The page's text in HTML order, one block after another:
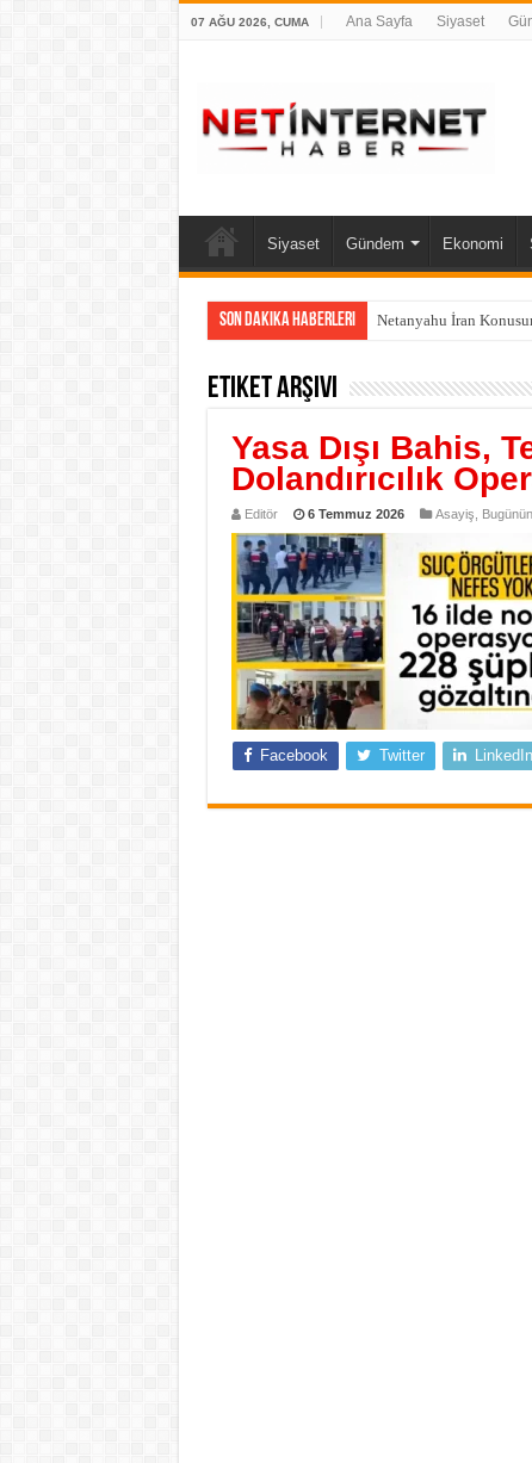
07 AĞU 2026, CUMA Ana Sayfa Siyaset
Siyaset Gündem Ekonomi
Son Dakika Haberleri Netanyahu İran
Etiket Arşivi
Yasa Dışı Bahis,
Dolandırıcılık
Editör 6 Temmuz 2026 Asayiş
Facebook Twitter LinkedIn